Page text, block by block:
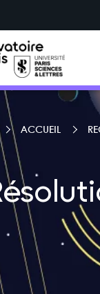
ACCUEIL